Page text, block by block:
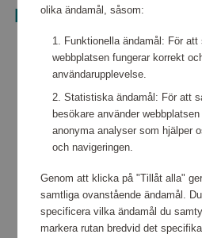
Kärcher
olika ändamål, såsom:
Funktionella ändamål: För
webbplatsen fungerar korrekt
användarupplevelse.
Statistiska ändamål: För att
besökare använder
anonyma analyser som hjälper
och navigeringen.
Genom att klicka på "Tillåt alla"
samtliga ovanstående ändamål.
specificera vilka ändamål du
markera rutan bredvid det